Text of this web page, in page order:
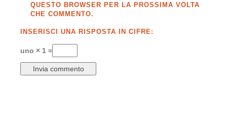
QUESTO BROWSER PER LA PROSSIMA VOLTA
CHE COMMENTO.
INSERISCI UNA RISPOSTA IN CIFRE:
uno × 1 =